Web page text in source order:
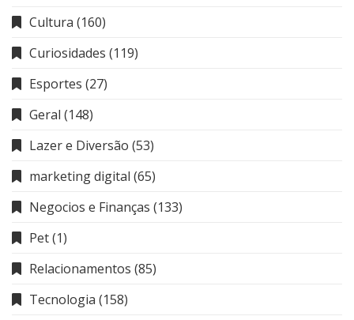
Cultura (160)
Curiosidades (119)
Esportes (27)
Geral (148)
Lazer e Diversão (53)
marketing digital (65)
Negocios e Finanças (133)
Pet(1)
Relacionamentos (85)
Tecnologia (158)